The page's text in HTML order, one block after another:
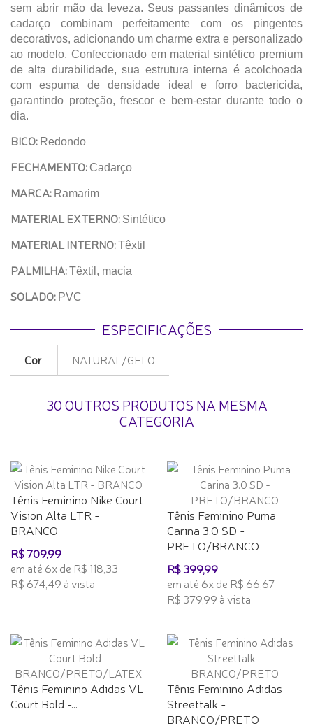
sem abrir mão da leveza. Seus passantes dinâmicos de
cadarço combinam perfeitamente com os pingentes
decorativos, adicionando um charme extra e personalizado
ao modelo, Confeccionado em material sintético premium
de alta durabilidade, sua estrutura interna é acolchoada
com espuma de densidade ideal e forro bactericida,
garantindo proteção, frescor e bem-estar durante todo o
dia.
BICO: Redondo
FECHAMENTO: Cadarço
MARCA: Ramarim
MATERIAL EXTERNO: Sintético
MATERIAL INTERNO:Têxtil
PALMILHA:Têxtil, macia
SOLADO: PVC
ESPECIFICAÇÕES
Cor NATURAL/GELO
30 OUTROS PRODUTOS NA MESMA
CATEGORIA
Tênis Feminino Nike Court
Vision Alta LTR -
BRANCO
R$ 709,99
em até 6x de R$ 118,33
R$ 674,49 à vista
Tênis Feminino Puma
Carina 3.0 SD -
PRETO/BRANCO
R$ 399,99
em até 6x de R$ 66,67
R$ 379,99 à vista
Tênis Feminino Adidas VL
Court Bold -...
Tênis Feminino Adidas
Streettalk -
BRANCO/PRETO